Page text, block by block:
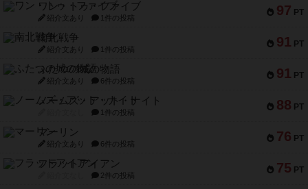
97 PT
ワン・トゥ・ファイブ
紹介文あり 1件の投稿
91 PT
南北戦争
紹介文あり 1件の投稿
91 PT
ふたつの城の物語
紹介文あり 6件の投稿
88 PT
ノームズ・アット・ナイト
1件の投稿
76 PT
マーリン
紹介文あり 6件の投稿
75 PT
フラットアイアン
2件の投稿